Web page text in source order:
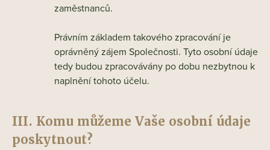
zaměstnanců.
Právním základem takového zpracování je
oprávněný zájem Společnosti. Tyto osobní údaje
tedy budou zpracovávány po dobu nezbytnou k
naplnění tohoto účelu.
III. Komu můžeme Vaše osobní údaje
poskytnout?